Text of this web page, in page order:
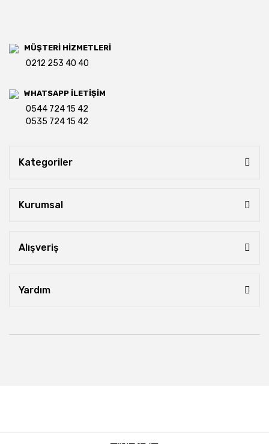
MÜŞTERİ HİZMETLERİ
0212 253 40 40
WHATSAPP İLETİŞİM
0544 724 15 42
0535 724 15 42
Kategoriler
Kurumsal
Alışveriş
Yardım